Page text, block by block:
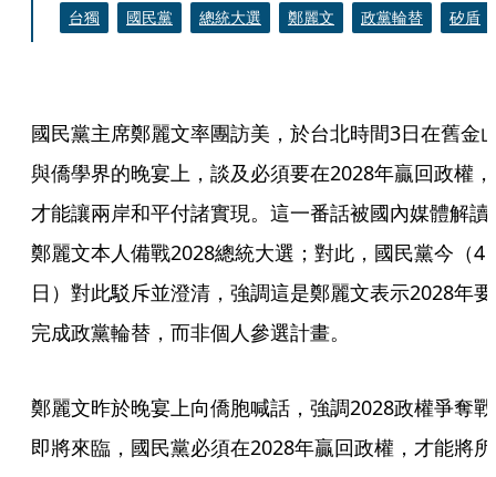
台獨 國民黨 總統大選 鄭麗文 政黨輪替 矽盾
國民黨主席鄭麗文率團訪美，於台北時間3日在舊金
與僑學界的晚宴上，談及必須要在2028年贏回政權，
才能讓兩岸和平付諸實現。這一番話被國內媒體解讀
鄭麗文本人備戰2028總統大選；對此，國民黨今（4
日）對此駁斥並澄清，強調這是鄭麗文表示2028年要
完成政黨輪替，而非個人參選計畫。
鄭麗文昨於晚宴上向僑胞喊話，強調2028政權爭奪戰
即將來臨，國民黨必須在2028年贏回政權，才能將所